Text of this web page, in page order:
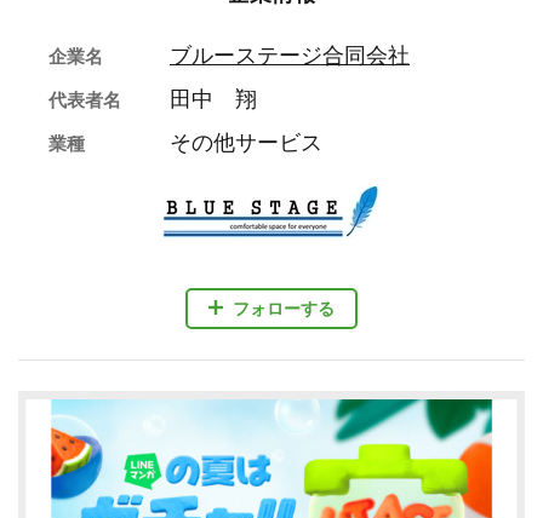
フォローする
企業名 ブルーステージ合同会社
代表者名 田中 翔
業種 その他サービス